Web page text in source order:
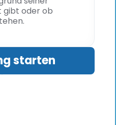
gibt oder ob
starten